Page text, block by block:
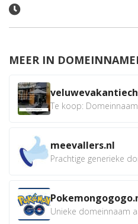
MEER IN
meevallers.nl